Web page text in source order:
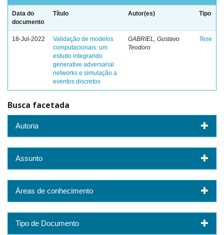
Data do
documento
Título Autor(es) Tipo
18-Jul-2022
Validação de modelos
computacionais: um
estudo integrando
generative adversarial
networks e simulação a
eventos discretos
GABRIEL, Gustavo
Teodoro
Tese
Busca facetada
Autoria
Assunto
Áreas de conhecimento
Tipo de Documento